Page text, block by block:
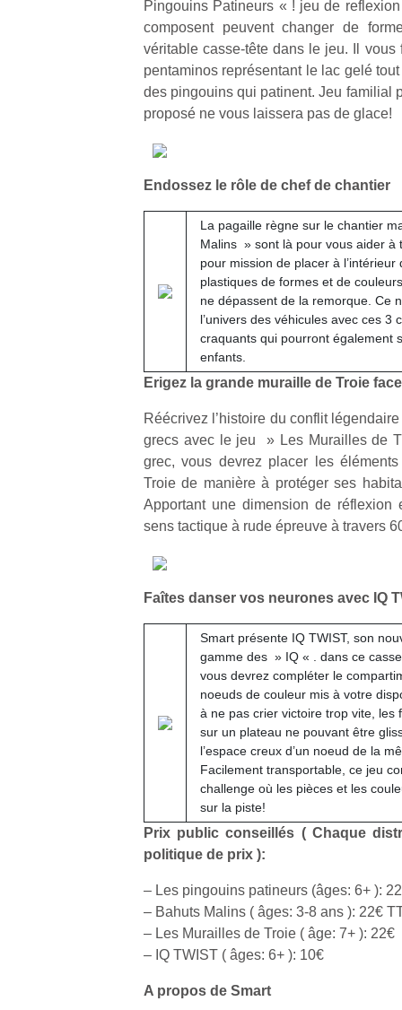
Pingouins Patineurs « ! jeu de
composent peuvent changer de
véritable casse-tête dans le jeu. Il
pentaminos représentant le lac gelé
des pingouins qui patinent. Jeu familial
proposé ne vous laissera pas de glace!
Endossez le rôle de chef de chantier
La pagaille règne sur le chantier
Malins » sont là pour vous aider à
pour mission de placer à
plastiques de formes et de
ne dépassent de la remorque. Ce
l’univers des véhicules avec ces 3
craquants qui pourront également
enfants.
Erigez la grande muraille de Troie
Réécrivez l’histoire du conflit
grecs avec le jeu » Les Murailles de
grec, vous devrez placer les
Troie de manière à protéger ses
Apportant une dimension de réflexion
sens tactique à rude épreuve à travers
Faîtes danser vos neurones avec IQ
Smart présente IQ TWIST, son
gamme des » IQ « . dans ce
vous devrez compléter le
noeuds de couleur mis à votre
à ne pas crier victoire trop vite, les
sur un plateau ne pouvant être
l’espace creux d’un noeud de la
Facilement transportable, ce jeu
challenge où les pièces et les
sur la piste!
Prix public conseillés ( Chaque
politique de prix ):
– Les pingouins patineurs (âges: 6+ ):
– Bahuts Malins ( âges: 3-8 ans ): 22€
– Les Murailles de Troie ( âge: 7+ ): 22€
– IQ TWIST ( âges: 6+ ): 10€
A propos de Smart
à